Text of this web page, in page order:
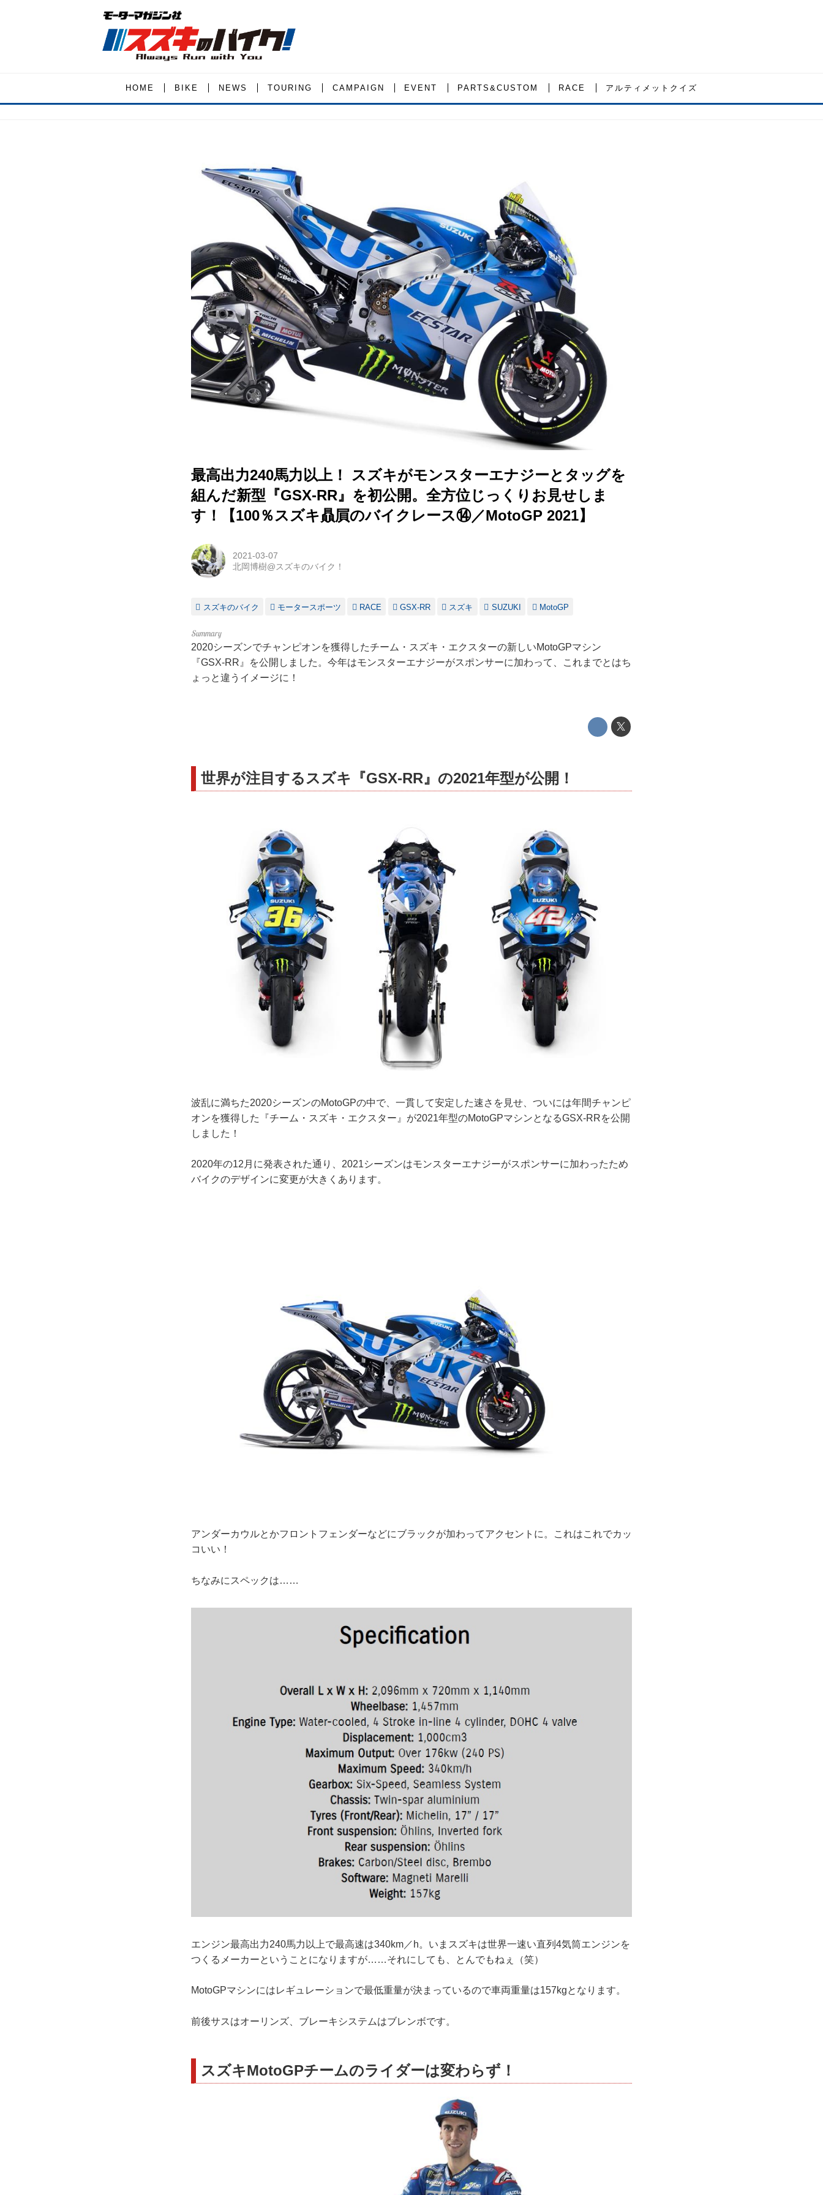
HOME BIKE NEWS TOURING CAMPAIGN EVENT PARTS&CUSTOM RACE アルティメットクイズ
最高出力240馬力以上！ スズキがモンスターエナジーとタッグを
組んだ新型『GSX-RR』を初公開。全方位じっくりお見せしま
す！【100％スズキ贔屓のバイクレース⑭／MotoGP 2021】
2021-03-07
北岡博樹@スズキのバイク！
スズキのバイク モータースポーツ RACE GSX-RR スズキ SUZUKI MotoGP
2020シーズンでチャンピオンを獲得したチーム・スズキ・エクスターの新しいMotoGPマシン
『GSX-RR』を公開しました。今年はモンスターエナジーがスポンサーに加わって、これまでとはち
ょっと違うイメージに！
世界が注目するスズキ『GSX-RR』の2021年型が公開！
波乱に満ちた2020シーズンのMotoGPの中で、一貫して安定した速さを見せ、ついには年間チャンピ
オンを獲得した『チーム・スズキ・エクスター』が2021年型のMotoGPマシンとなるGSX-RRを公開
しました！
2020年の12月に発表された通り、2021シーズンはモンスターエナジーがスポンサーに加わったため
バイクのデザインに変更が大きくあります。
アンダーカウルとかフロントフェンダーなどにブラックが加わってアクセントに。これはこれでカッ
コいい！
ちなみにスペックは……
エンジン最高出力240馬力以上で最高速は340km／h。いまスズキは世界一速い直列4気筒エンジンを
つくるメーカーということになりますが……それにしても、とんでもねぇ（笑）
MotoGPマシンにはレギュレーションで最低重量が決まっているので車両重量は157kgとなります。
前後サスはオーリンズ、ブレーキシステムはブレンボです。
スズキMotoGPチームのライダーは変わらず！